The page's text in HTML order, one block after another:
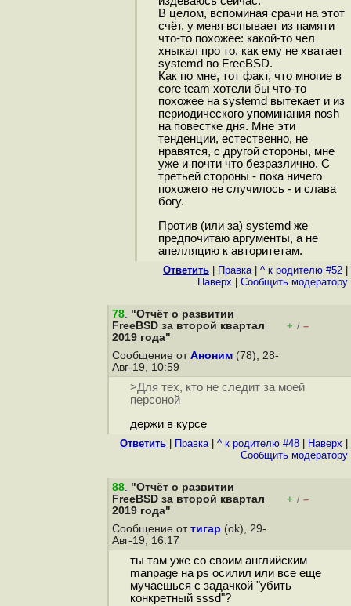
В целом, вспоминая срачи на этот
счёт, у меня вспывает из памяти
что-то похожее: какой-то чел
хныкал про то, как ему не хватает
systemd во FreeBSD.
Как по мне, тот факт, что многие в
core team хотели бы что-то
похожее на systemd вытекает и из
периодического упоминания nosh
на повестке дня. Мне эти
тенденции, естественно, не
нравятся, с другой стороны, мне
уже и почти что безразлично. С
третьей стороны - пока ничего
похожего не случилось - и слава
богу.
Против (или за) systemd же
предпочитаю аргументы, а не
апелляцию к авторитетам.
Ответить Правка| ^ к родителю #52
Наверх
Cообщить модератору
78. "Отчёт о развитии
FreeBSD за второй квартал
2019 года"
+ / –
Сообщение от Аноним (78), 28-
Авг-19, 10:59
>Для тех, кто не следит за моей
персоной
держи в курсе
Ответить Правка| ^ к родителю #48 Наверх
Cообщить модератору
88. "Отчёт о развитии
FreeBSD за второй квартал
2019 года"
+ / –
Сообщение от тигар (ok), 29-
Авг-19, 16:17
ты там уже со своим английским
manpage на ps осилил или все еще
мучаешься с задачкой "убить
конкретный sssd"?